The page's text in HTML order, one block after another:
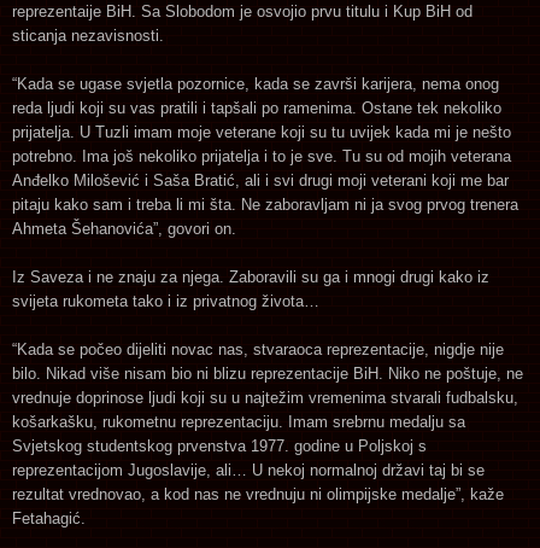
reprezentaije BiH. Sa Slobodom je osvojio prvu titulu i Kup BiH od
sticanja nezavisnosti.
“Kada se ugase svjetla pozornice, kada se završi karijera, nema onog
reda ljudi koji su vas pratili i tapšali po ramenima. Ostane tek nekoliko
prijatelja. U Tuzli imam moje veterane koji su tu uvijek kada mi je nešto
potrebno. Ima još nekoliko prijatelja i to je sve. Tu su od mojih veterana
Anđelko Milošević i Saša Bratić, ali i svi drugi moji veterani koji me bar
pitaju kako sam i treba li mi šta. Ne zaboravljam ni ja svog prvog trenera
Ahmeta Šehanovića”, govori on.
Iz Saveza i ne znaju za njega. Zaboravili su ga i mnogi drugi kako iz
svijeta rukometa tako i iz privatnog života…
“Kada se počeo dijeliti novac nas, stvaraoca reprezentacije, nigdje nije
bilo. Nikad više nisam bio ni blizu reprezentacije BiH. Niko ne poštuje, ne
vrednuje doprinose ljudi koji su u najtežim vremenima stvarali fudbalsku,
košarkašku, rukometnu reprezentaciju. Imam srebrnu medalju sa
Svjetskog studentskog prvenstva 1977. godine u Poljskoj s
reprezentacijom Jugoslavije, ali… U nekoj normalnoj državi taj bi se
rezultat vrednovao, a kod nas ne vrednuju ni olimpijske medalje”, kaže
Fetahagić.